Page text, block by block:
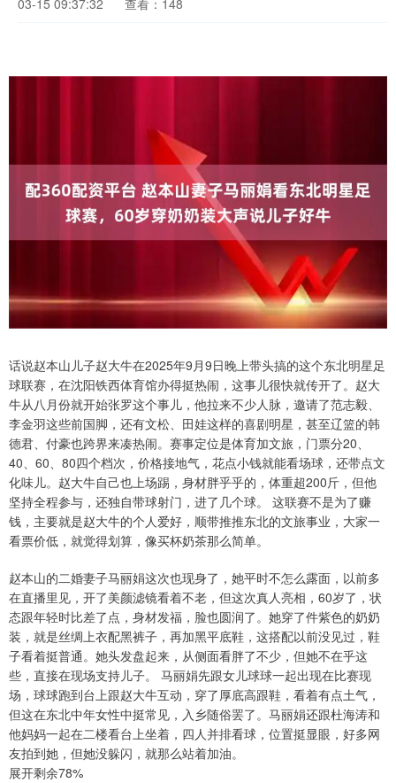
03-15 09:37:32
查看：148
话说赵本山儿子赵大牛在2025年9月9日晚上带头搞的这个东北明星足
球联赛，在沈阳铁西体育馆办得挺热闹，这事儿很快就传开了。赵大
牛从八月份就开始张罗这个事儿，他拉来不少人脉，邀请了范志毅、
李金羽这些前国脚，还有文松、田娃这样的喜剧明星，甚至辽篮的韩
德君、付豪也跨界来凑热闹。赛事定位是体育加文旅，门票分20、
40、60、80四个档次，价格接地气，花点小钱就能看场球，还带点文
化味儿。赵大牛自己也上场踢，身材胖乎乎的，体重超200斤，但他
坚持全程参与，还独自带球射门，进了几个球。 这联赛不是为了赚
钱，主要就是赵大牛的个人爱好，顺带推推东北的文旅事业，大家一
看票价低，就觉得划算，像买杯奶茶那么简单。
赵本山的二婚妻子马丽娟这次也现身了，她平时不怎么露面，以前多
在直播里见，开了美颜滤镜看着不老，但这次真人亮相，60岁了，状
态跟年轻时比差了点，身材发福，脸也圆润了。她穿了件紫色的奶奶
装，就是丝绸上衣配黑裤子，再加黑平底鞋，这搭配以前没见过，鞋
子看着挺普通。她头发盘起来，从侧面看胖了不少，但她不在乎这
些，直接在现场支持儿子。 马丽娟先跟女儿球球一起出现在比赛现
场，球球跑到台上跟赵大牛互动，穿了厚底高跟鞋，看着有点土气，
但这在东北中年女性中挺常见，入乡随俗罢了。马丽娟还跟杜海涛和
他妈妈一起在二楼看台上坐着，四人并排看球，位置挺显眼，好多网
友拍到她，但她没躲闪，就那么站着加油。
展开剩余78%